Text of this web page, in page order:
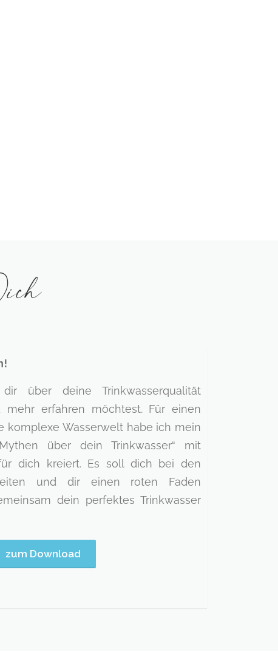
über deine Trinkwasserqualität
mehr erfahren möchtest. Für einen
komplexe Wasserwelt habe ich mein
über dein Trinkwasser“ mit
dich kreiert. Es soll dich bei den
und dir einen roten Faden
dein perfektes Trinkwasser
zum Download